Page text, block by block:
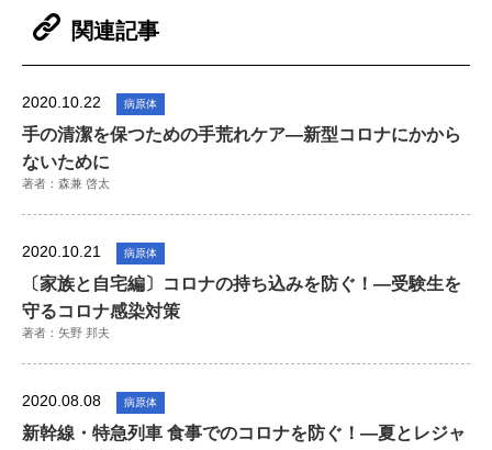
関連記事
2020.10.22 病原体
手の清潔を保つための手荒れケア―新型コロナにかから
ないために
著者：森兼 啓太
2020.10.21 病原体
〔家族と自宅編〕コロナの持ち込みを防ぐ！―受験生を
守るコロナ感染対策
著者：矢野 邦夫
2020.08.08 病原体
新幹線・特急列車 食事でのコロナを防ぐ！―夏とレジャ